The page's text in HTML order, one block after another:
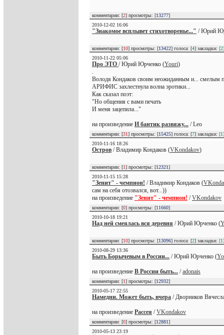
комментарии: [2] просмотры: [13277]
2010-12-02 16:06
"Знакомое всплывет стихотворенье..." / Юрий
комментарии: [10] просмотры: [13422] голоса: [4] закладки: [2]
2010-11-22 05:06
Про ЭТО / Юрий Юрченко (Youri)
.
Володя Кондаков своим неожиданным и... смелым
АРИФИС захлестнула волна эротики...
Как сказал поэт:
"Но общения с вами печать
И меня зацепила..."
на произведение И бантик развяжу... / Leo
комментарии: [31] просмотры: [15425] голоса: [7] закладки: [1]
2010-11-16 18:26
Остров / Владимир Кондаков (VKondakov)
комментарии: [1] просмотры: [12321]
2010-11-15 15:28
"Зенит" - чемпион! / Владимир Кондаков (
сам на себя отозвался, вот...))
на произведение "Зенит" - чемпион! /VKondakov
комментарии: [0] просмотры: [11660]
2010-10-18 19:21
Над ней смеялась вся деревня / Юрий Юрченко (
комментарии: [10] просмотры: [13096] голоса: [2] закладки: [1]
2010-08-29 13:36
Быть Борычевым в России... / Юрий Юрченко (
на произведение В России быть... /adonais
комментарии: [1] просмотры: [12932]
2010-05-17 22:55
Намедни. Может быть, вчера / Дворников
на произведение Рассея /VKondakov
комментарии: [0] просмотры: [12881]
2010-05-13 23:19